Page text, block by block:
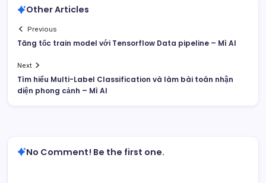
Other Articles
Previous
Tăng tốc train model với Tensorflow Data pipeline – Mì AI
Next
Tìm hiểu Multi-Label Classification và làm bài toán nhận
diện phong cảnh – Mì AI
No Comment! Be the first one.